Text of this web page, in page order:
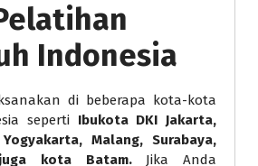
Indonesia
di beberapa kota-kota
seperti Ibukota DKI Jakarta,
Malang, Surabaya,
kota Batam.Jika Anda